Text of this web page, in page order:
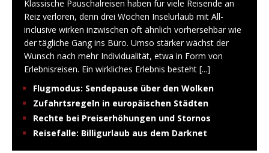
Klassische Pauschalreisen haben für viele Reisende an
Reiz verloren, denn drei Wochen Inselurlaub mit All-
inclusive wirken inzwischen oft ähnlich vorhersehbar wie
der tägliche Gang ins Büro. Umso stärker wächst der
Wunsch nach mehr Individualität, etwa in Form von
Erlebnisreisen. Ein wirkliches Erlebnis besteht [...]
Flugmodus: Sendepause über den Wolken
Zufahrtsregeln in europäischen Städten
Rechte bei Preiserhöhungen und Stornos
Reisefalle: Billigurlaub aus dem Darknet